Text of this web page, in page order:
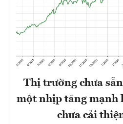
Thị trường chưa
một nhịp tăng mạnh
chưa cải